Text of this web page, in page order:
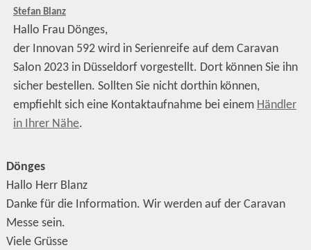
Stefan Blanz
Hallo Frau Dönges,
der Innovan 592 wird in Serienreife auf dem Caravan
Salon 2023 in Düsseldorf vorgestellt. Dort können Sie ihn
sicher bestellen. Sollten Sie nicht dorthin können,
empfiehlt sich eine Kontaktaufnahme bei einem Händler
in Ihrer Nähe.
Dönges
Hallo Herr Blanz
Danke für die Information. Wir werden auf der Caravan
Messe sein.
Viele Grüsse